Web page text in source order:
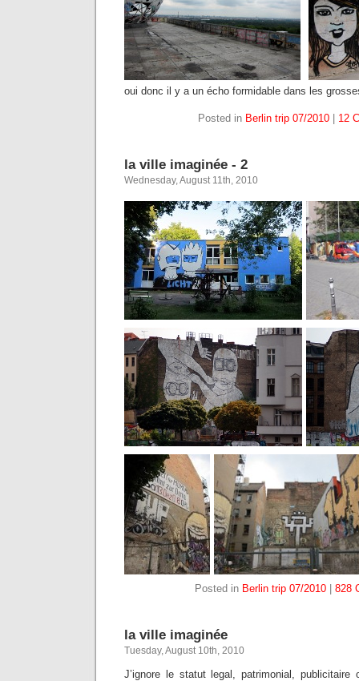
oui donc il y a un écho formidable dans les
Posted in Berlin trip 07/2010| 12
la ville imaginée - 2
Wednesday, August 11th, 2010
Posted in Berlin trip 07/2010 828
la ville imaginée
Tuesday, August 10th, 2010
J’ignore le statut legal, patrimonial,